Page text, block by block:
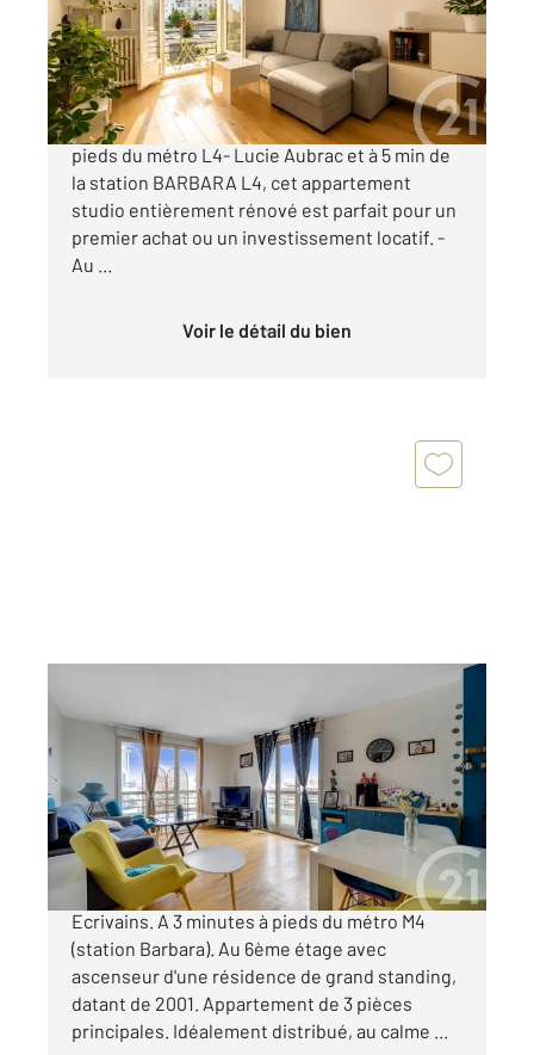
Appartement Studio à vendre
214 000 €
RUE JEAN MARIN NAUDIN - Situé à 5 minutes à
pieds du métro L4- Lucie Aubrac et à 5 min de
la station BARBARA L4, cet appartement
studio entièrement rénové est parfait pour un
premier achat ou un investissement locatif. -
Au ...
Voir le détail du bien
61,38 m , 3 pièces
Ref : 11944
Appartement F3 à vendre
519 000 €
MONTROUGE - Au cœur du Quartier des
Ecrivains. A 3 minutes à pieds du métro M4
(station Barbara). Au 6ème étage avec
ascenseur d'une résidence de grand standing,
datant de 2001. Appartement de 3 pièces
principales. Idéalement distribué, au calme ...